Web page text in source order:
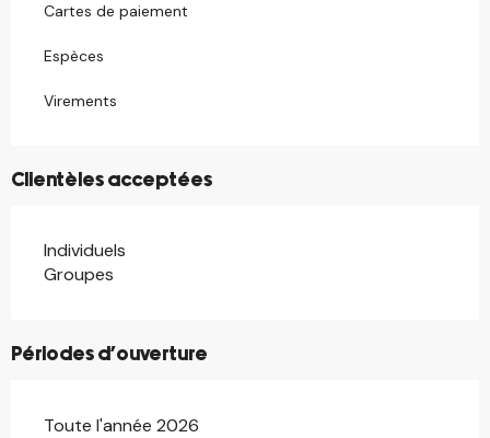
Cartes de paiement
Espèces
Virements
Clientèles acceptées
Individuels
Groupes
Périodes d'ouverture
Toute l'année 2026